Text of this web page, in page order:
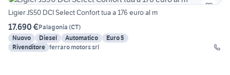
Ligier JS50 DCI Select Confort tua a 176 euro al m
17.690 €Palagonia (CT)
Nuovo
Diesel Automatico
Euro 5
Rivenditore ferraro motors srl